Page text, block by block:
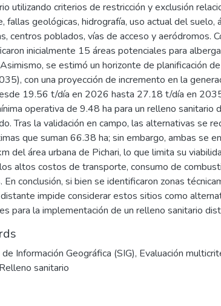
utilizando criterios de restricción y exclusión
fallas geológicas, hidrografía, uso actual del suelo,
centros poblados, vías de acceso y aeródromos.
inicialmente 15 áreas potenciales para
se estimó un horizonte de planificación
con una proyección de incremento en la
19.56 t/día en 2026 hasta 27.18 t/día en
operativa de 9.48 ha para un relleno sanitario
Tras la validación en campo, las alternativas se
que suman 66.38 ha; sin embargo, ambas se
del área urbana de Pichari, lo que limita su
altos costos de transporte, consumo de
En conclusión, si bien se identificaron zonas
impide considerar estos sitios como
para la implementación de un relleno sanitario
Información Geográfica (SIG), Evaluación
Relleno sanitario